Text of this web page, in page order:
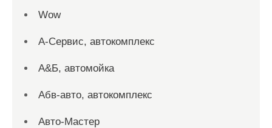
Wow
А-Сервис, автокомплекс
А&Б, автомойка
Абв-авто, автокомплекс
Авто-Мастер